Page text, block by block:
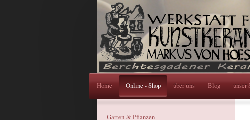
Home Online - Shop über uns Blog unser
Garten & Pflanzen